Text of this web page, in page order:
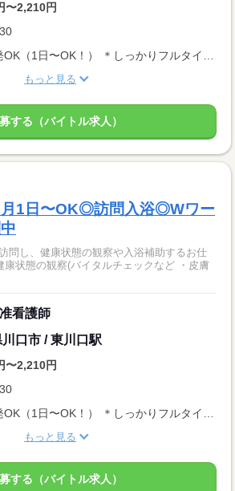
〜2,210円
【シフト制】単発OK（1日〜OK！） ＊しっかりフルタイム勤務で働きたい方 ＊単発や固定シフトもOK！ ＊扶養内勤務・WワークもOK！
もっと見る
する（バイトル求人）
月1日〜OK◎訪問入浴◎Wワー
問し、健康状態の観察や入浴補助するお仕
状態の観察(バイタルチェックなど ・皮膚
看護師
口市 / 東川口駅
〜2,210円
【シフト制】単発OK（1日〜OK！） ＊しっかりフルタイム勤務で働きたい方 ＊単発や固定シフトもOK！ ＊扶養内勤務・WワークもOK！
もっと見る
する（バイトル求人）